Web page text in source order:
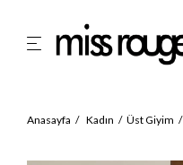
Anasayfa Kadın Üst Giyim